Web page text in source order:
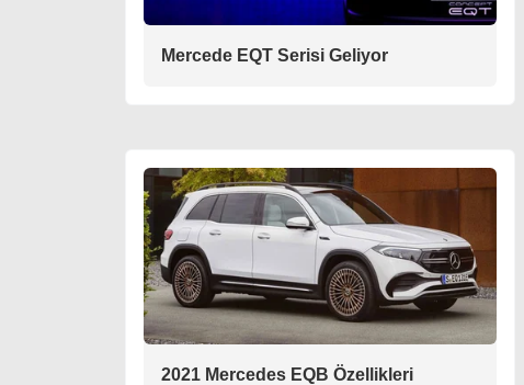
Mercede EQT Serisi Geliyor
2021 Mercedes EQB Özellikleri